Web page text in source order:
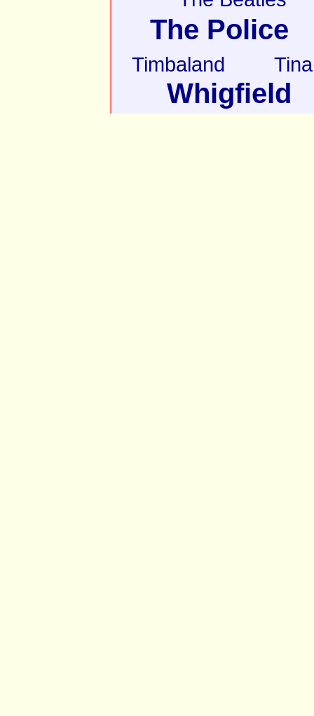
The Police
Timbaland
Whigfield